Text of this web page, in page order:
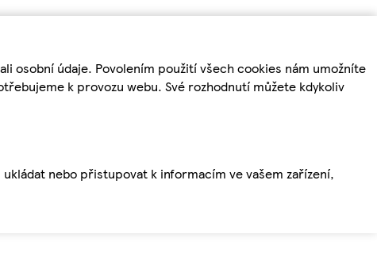
osobní údaje. Povolením použití všech cookies nám umožníte
k provozu webu. Své rozhodnutí můžete kdykoliv
nebo přistupovat k informacím ve vašem zařízení,